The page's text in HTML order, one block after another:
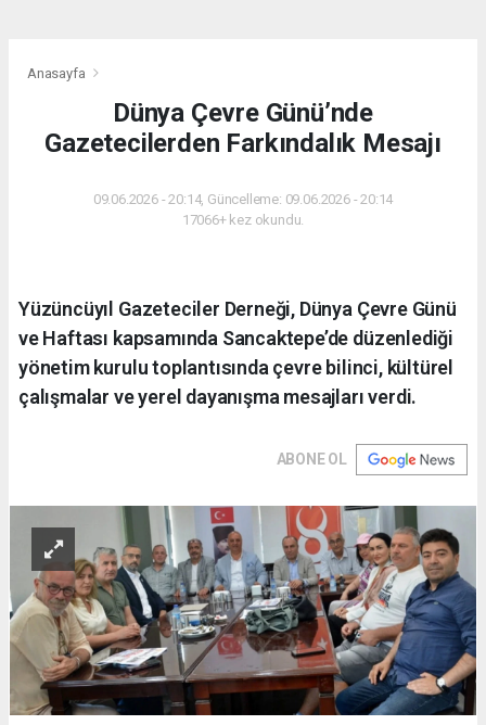
Anasayfa
Dünya Çevre Günü’nde
Gazetecilerden Farkındalık Mesajı
09.06.2026 - 20:14, Güncelleme: 09.06.2026 - 20:14
17066+ kez okundu.
Yüzüncüyıl Gazeteciler Derneği, Dünya Çevre Günü
ve Haftası kapsamında Sancaktepe’de düzenlediği
yönetim kurulu toplantısında çevre bilinci, kültürel
çalışmalar ve yerel dayanışma mesajları verdi.
ABONE OL